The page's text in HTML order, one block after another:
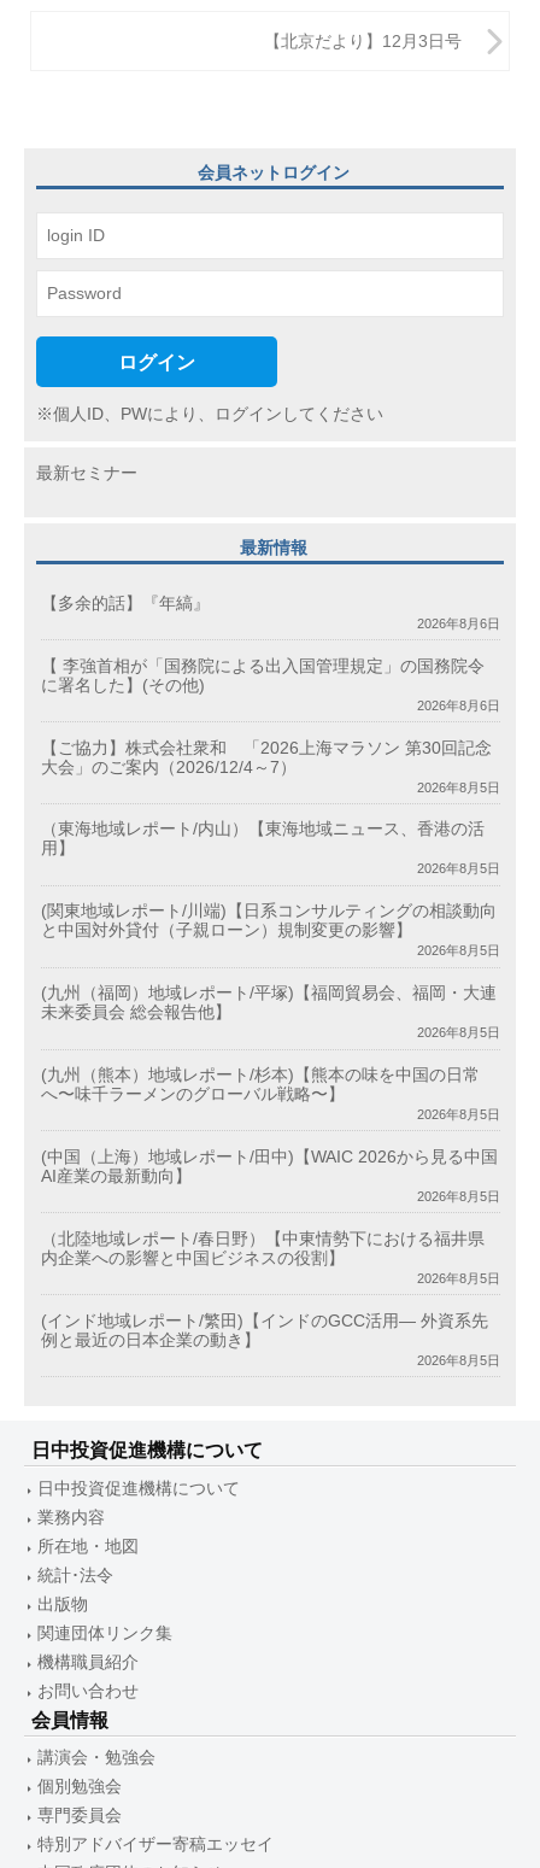
ン
【北京だより】12月3日号
会員ネットログイン
ログイン
※個人ID、PWにより、ログインしてください
最新セミナー
最新情報
【多余的話】『年縞』
2026年8月6日
【 李強首相が「国務院による出入国管理規定」の国務院令
に署名した】(その他)
2026年8月6日
【ご協力】株式会社衆和 「2026上海マラソン 第30回記念
大会」のご案内（2026/12/4～7）
2026年8月5日
（東海地域レポート/内山）【東海地域ニュース、香港の活
用】
2026年8月5日
(関東地域レポート/川端)【日系コンサルティングの相談動向
と中国対外貸付（子親ローン）規制変更の影響】
2026年8月5日
(九州（福岡）地域レポート/平塚)【福岡貿易会、福岡・大連
未来委員会 総会報告他】
2026年8月5日
(九州（熊本）地域レポート/杉本)【熊本の味を中国の日常
へ〜味千ラーメンのグローバル戦略〜】
2026年8月5日
(中国（上海）地域レポート/田中)【WAIC 2026から見る中国
AI産業の最新動向】
2026年8月5日
（北陸地域レポート/春日野）【中東情勢下における福井県
内企業への影響と中国ビジネスの役割】
2026年8月5日
(インド地域レポート/繁田)【インドのGCC活用― 外資系先
例と最近の日本企業の動き】
2026年8月5日
日中投資促進機構について
日中投資促進機構について
業務内容
所在地・地図
統計･法令
出版物
関連団体リンク集
機構職員紹介
お問い合わせ
会員情報
講演会・勉強会
個別勉強会
専門委員会
特別アドバイザー寄稿エッセイ